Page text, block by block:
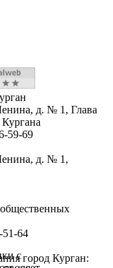
д. № 1, Глава
59-69
д. № 1,
51-64
город Курган:
с